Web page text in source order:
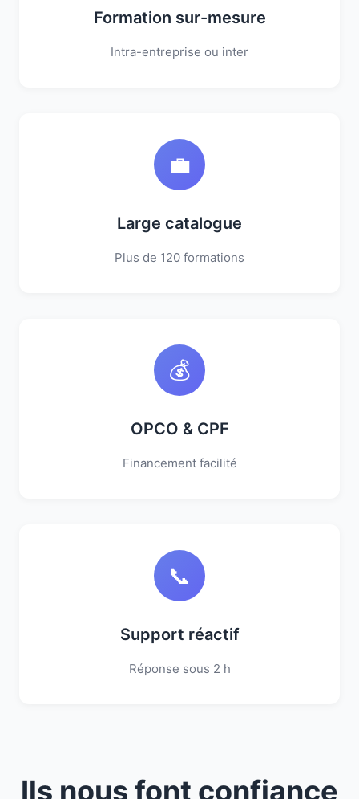
Formation sur-mesure
Intra-entreprise ou inter
💼
Large catalogue
Plus de 120 formations
💰
OPCO & CPF
Financement facilité
📞
Support réactif
Réponse sous 2 h
Ils nous font confiance